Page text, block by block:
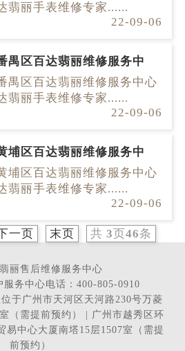
翡丽手表维修专家......
22-09-06
禺区百达翡丽维修服务中
禺区百达翡丽维修服务中心
翡丽手表维修专家......
22-09-06
埔区百达翡丽维修服务中
埔区百达翡丽维修服务中心
翡丽手表维修专家......
22-09-06
一页 末页 共3页46条
丽售后维修服务中心
服务中心电话：400-805-0910
于广州市天河区天河路230号万菱
（需提前预约） | 广州市越秀区环
易中心大厦南塔15层1507室（需提
前预约）